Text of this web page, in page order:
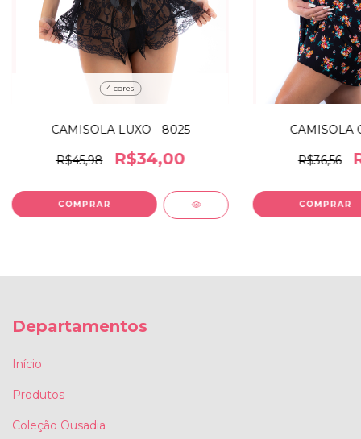
4 cores
CAMISOLA LUXO - 8025
R$45,98 R$34,00
COMPRAR
CAMISOLA
R$36,56
Departamentos
Início
Produtos
Coleção Ousadia